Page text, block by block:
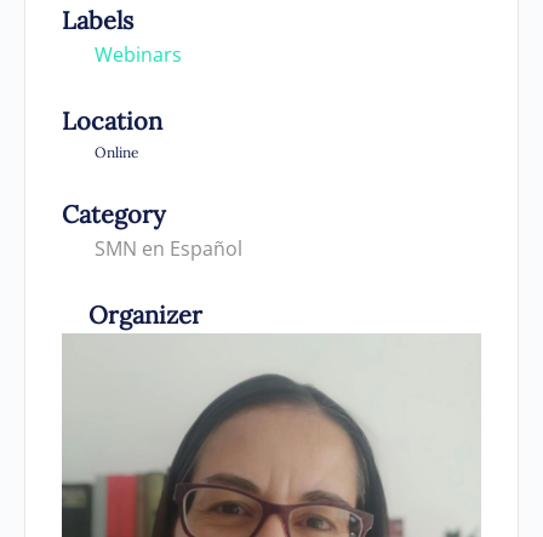
Labels
Webinars
Location
Online
Category
SMN en Español
Organizer